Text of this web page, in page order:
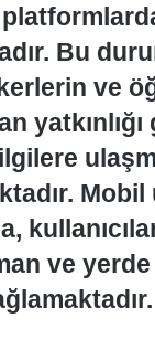
Bu
ve
yatkınlığı
ve